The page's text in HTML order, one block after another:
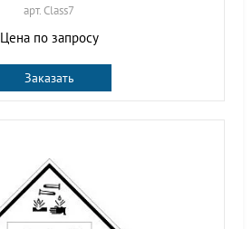
арт. Class7
Цена по запросу
Заказать